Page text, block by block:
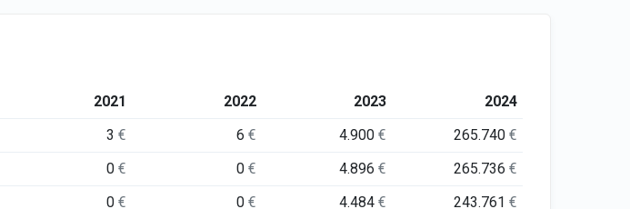
2021 2022 2023
2024
3€ 6€ 4.900€ 265.740€
0€ 0€ 4.896€ 265.736€
0€ 0€ 4.484€ 243.761€